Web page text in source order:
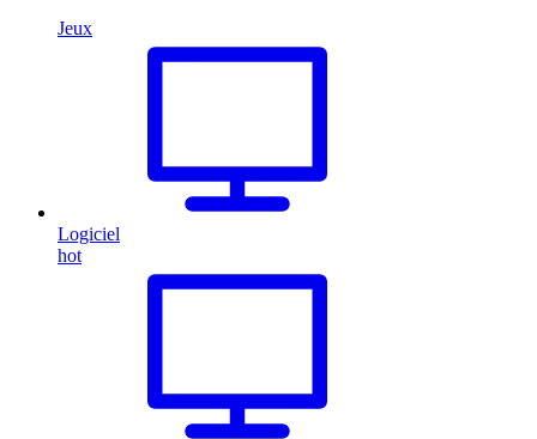
Jeux
Logiciel
hot